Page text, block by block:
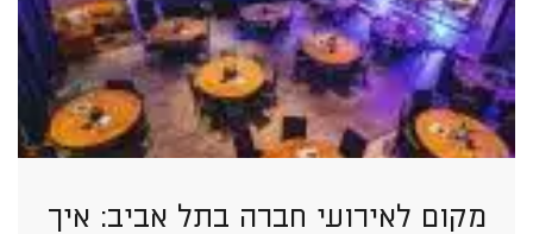
מקום לאירועי חברה בתל אביב: איך